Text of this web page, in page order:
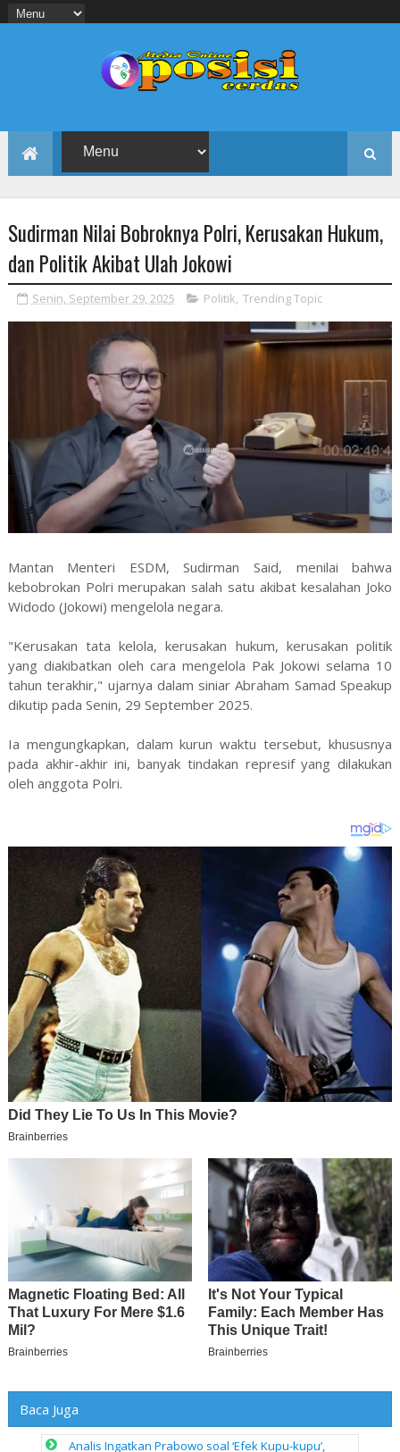
Sudirman Nilai Bobroknya Polri, Kerusakan Hukum,
dan Politik Akibat Ulah Jokowi
Senin, September 29, 2025 Politik, Trending Topic
Mantan Menteri ESDM, Sudirman Said, menilai bahwa
kebobrokan Polri merupakan salah satu akibat kesalahan Joko
Widodo (Jokowi) mengelola negara.
"Kerusakan tata kelola, kerusakan hukum, kerusakan politik
yang diakibatkan oleh cara mengelola Pak Jokowi selama 10
tahun terakhir," ujarnya dalam siniar Abraham Samad Speakup
dikutip pada Senin, 29 September 2025.
Ia mengungkapkan, dalam kurun waktu tersebut, khususnya
pada akhir-akhir ini, banyak tindakan represif yang dilakukan
oleh anggota Polri.
Baca Juga
Analis Ingatkan Prabowo soal ‘Efek Kupu-kupu’,